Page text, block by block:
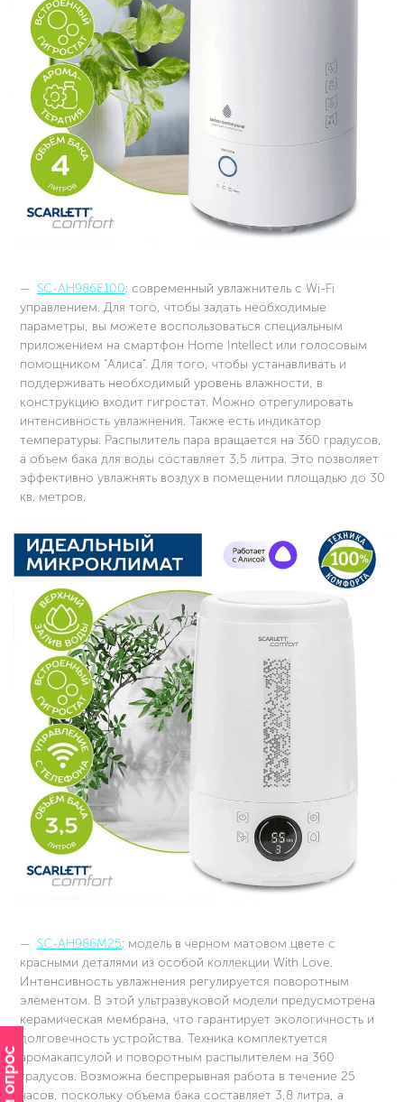
SC-AH986E100: современный увлажнитель с Wi-Fi
управлением. Для того, чтобы задать необходимые
параметры, вы можете воспользоваться специальным
приложением на смартфон Home Intellect или голосовым
помощником “Алиса”. Для того, чтобы устанавливать и
поддерживать необходимый уровень влажности, в
конструкцию входит гигростат. Можно отрегулировать
интенсивность увлажнения. Также есть индикатор
температуры. Распылитель пара вращается на 360 градусов,
а объем бака для воды составляет 3,5 литра. Это позволяет
эффективно увлажнять воздух в помещении площадью до 30
кв. метров.
SC-AH986M25: модель в черном матовом цвете с
красными деталями из особой коллекции With Love.
Интенсивность увлажнения регулируется поворотным
элементом. В этой ультразвуковой модели предусмотрена
керамическая мембрана, что гарантирует экологичность и
долговечность устройства. Техника комплектуется
аромакапсулой и поворотным распылителем на 360
градусов. Возможна беспрерывная работа в течение 25
часов, поскольку объема бака составляет 3,8 литра, а